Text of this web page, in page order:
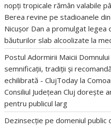
nopți tropicale rămân valabile
Berea revine pe stadioanele
Nicușor Dan a promulgat legea
băuturilor slab alcoolizate la
Postul Adormirii Maicii
semnificații, tradiții și
echilibrată - ClujToday la
Consiliul Județean Cluj dorește
pentru publicul larg
Dezinsecție pe domeniul public